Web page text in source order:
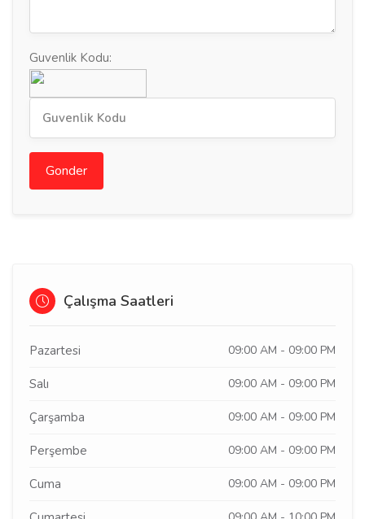
Guvenlik Kodu:
Gonder
Çalışma Saatleri
Pazartesi 09:00 AM - 09:00 PM
Salı 09:00 AM - 09:00 PM
Çarşamba 09:00 AM - 09:00 PM
Perşembe 09:00 AM - 09:00 PM
Cuma 09:00 AM - 09:00 PM